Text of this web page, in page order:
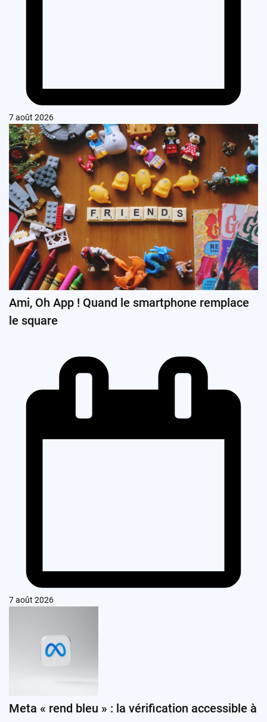
7 août 2026
Ami, Oh App ! Quand le smartphone remplace
le square
7 août 2026
Meta « rend bleu » : la vérification accessible à